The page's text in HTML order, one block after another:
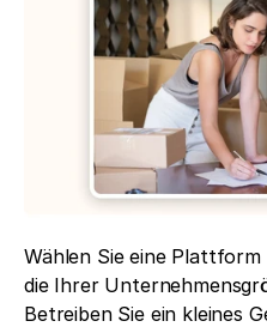
Wählen Sie eine Plattform
die Ihrer
Betreiben Sie ein kleines